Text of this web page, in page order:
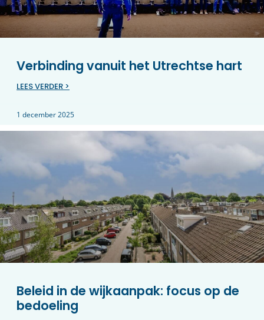
Verbinding vanuit het Utrechtse hart
LEES VERDER >
1 december 2025
Beleid in de wijkaanpak: focus op de
bedoeling